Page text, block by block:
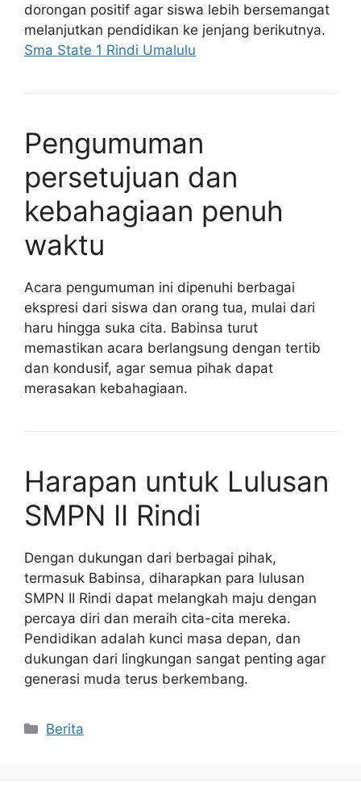
dorongan positif agar siswa lebih bersemangat
melanjutkan pendidikan ke jenjang berikutnya.
Sma State 1 Rindi Umalulu
Pengumuman
persetujuan dan
kebahagiaan penuh
waktu
Acara pengumuman ini dipenuhi berbagai
ekspresi dari siswa dan orang tua, mulai dari
haru hingga suka cita. Babinsa turut
memastikan acara berlangsung dengan tertib
dan kondusif, agar semua pihak dapat
merasakan kebahagiaan.
Harapan untuk Lulusan
SMPN II Rindi
Dengan dukungan dari berbagai pihak,
termasuk Babinsa, diharapkan para lulusan
SMPN II Rindi dapat melangkah maju dengan
percaya diri dan meraih cita-cita mereka.
Pendidikan adalah kunci masa depan, dan
dukungan dari lingkungan sangat penting agar
generasi muda terus berkembang.
Kategori
Berita